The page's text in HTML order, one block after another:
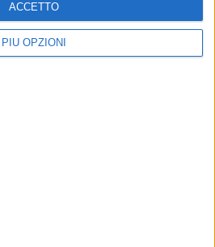
PIÙ OPZIONI
ACCETTO